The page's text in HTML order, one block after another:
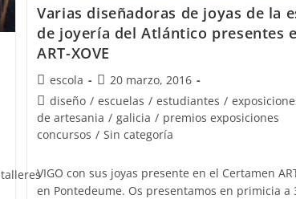
Varias diseñadoras de joyas de la
de joyería del Atlántico presentes
ART-XOVE
Autor
de
la
entrada:
escola
Publicación
de
la
entrada:
20 marzo, 2016
Categoría
de
la
diseño / escuelas / estudiantes /
de artesania / galicia / premios exposiciones
concursos / Sin categoría
VIGO con sus joyas presente en el Certamen
en Pontedeume. Os presentamos en primicia a
talleres